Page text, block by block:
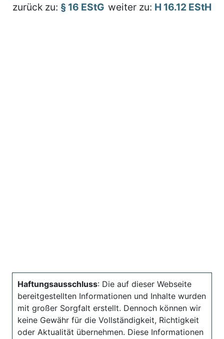
zurück zu: § 16 EStG weiter zu: H 16.12 EStH
Haftungsausschluss: Die auf dieser Webseite
bereitgestellten Informationen und Inhalte wurden
mit großer Sorgfalt erstellt. Dennoch können wir
keine Gewähr für die Vollständigkeit, Richtigkeit
oder Aktualität übernehmen. Diese Informationen